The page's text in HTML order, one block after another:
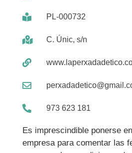
PL-000732
C. Únic, s/n
973 623 181
Es imprescindible ponerse
empresa para comentar las